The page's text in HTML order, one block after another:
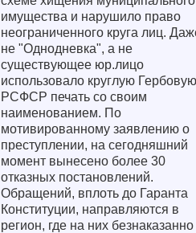
имущества и нарушило право
неограниченного круга лиц.
не "Однодневка", а не
существующее юр.лицо
использовало круглую Гербовую
РСФСР печать со своим
наименованием. По
мотивированному заявлению о
преступлении, на сегодняшний
момент вынесено более 30
отказных постановлений.
Обращений, вплоть до Гаранта
Конституции, направляются в
регион, где на них безнаказанно